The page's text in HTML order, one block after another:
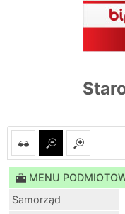
MENU
Samorząd